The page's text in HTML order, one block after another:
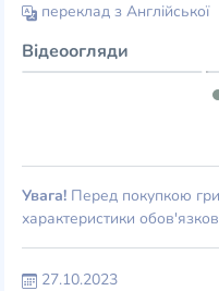
переклад з Англійської
Відеоогляди
Увага! Перед покупкою гри
характеристики
27.10.2023